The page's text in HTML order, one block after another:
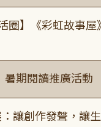
圈】《彩虹故事
暑期閱讀推廣活動
：讓創作發聲，讓